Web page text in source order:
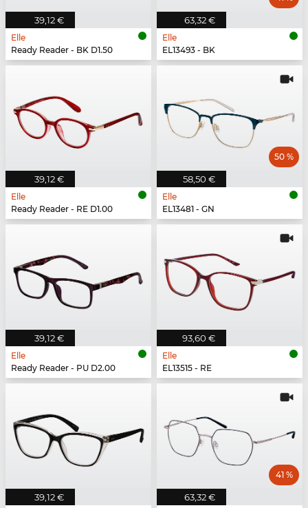
39,12 €
Elle
Ready Reader - BK D1.50
63,32 €
Elle
EL13493 - BK
39,12 €
Elle
Ready Reader - RE D1.00
58,50 €
50 %
Elle
EL13481 - GN
39,12 €
Elle
Ready Reader - PU D2.00
93,60 €
Elle
EL13515 - RE
39,12 € 63,32 €
41 %